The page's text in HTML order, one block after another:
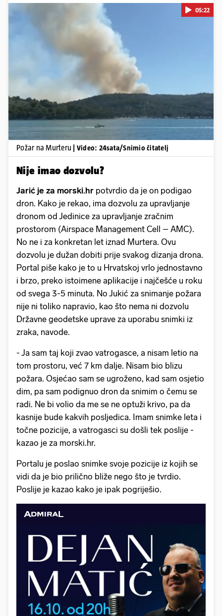
Pokretanje videa...
05:22
Požar na Murteru | Video: 24sata/Snimio čitatelj
Nije imao dozvolu?
Jarić je za morski.hr potvrdio da je on podigao
dron. Kako je rekao, ima dozvolu za upravljanje
dronom od Jedinice za upravljanje zračnim
prostorom (Airspace Management Cell – AMC).
No ne i za konkretan let iznad Murtera. Ovu
dozvolu je dužan dobiti prije svakog dizanja drona.
Portal piše kako je to u Hrvatskoj vrlo jednostavno
i brzo, preko istoimene aplikacije i najčešće u roku
od svega 3-5 minuta. No Jukić za snimanje požara
nije ni toliko napravio, kao što nema ni dozvolu
Državne geodetske uprave za uporabu snimki iz
zraka, navode.
- Ja sam taj koji zvao vatrogasce, a nisam letio na
tom prostoru, već 7 km dalje. Nisam bio blizu
požara. Osjećao sam se ugroženo, kad sam osjetio
dim, pa sam podignuo dron da snimim o čemu se
radi. Ne bi volio da me se ne optuži krivo, pa da
kasnije bude kakvih posljedica. Imam snimke leta i
točne pozicije, a vatrogasci su došli tek poslije -
kazao je za morski.hr.
Portalu je poslao snimke svoje pozicije iz kojih se
vidi da je bio prilično bliže nego što je tvrdio.
Poslije je kazao kako je ipak pogriješio.